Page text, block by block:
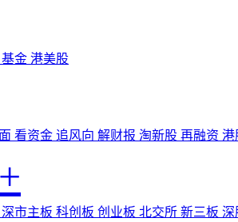
基金 港美股
看资金 追风向 解财报 淘新股 再融资
深市主板 科创板 创业板 北交所 新三板